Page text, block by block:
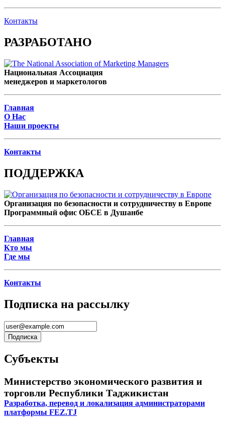
Контакты
РАЗРАБОТАНО
Национальная Ассоциация
менеджеров и маркетологов
Главная
О Нас
Наши проекты
Контакты
ПОДДЕРЖКА
Организация по безопасности и сотрудничеству в Европе
Программный офис ОБСЕ в Душанбе
Главная
Кто мы
Где мы
Контакты
Подписка на рассылку
Субъекты
Министерство экономического развития и
торговли Республики Таджикистан
Разработка, перевод и локализация администраторами
платформы FEZ.TJ